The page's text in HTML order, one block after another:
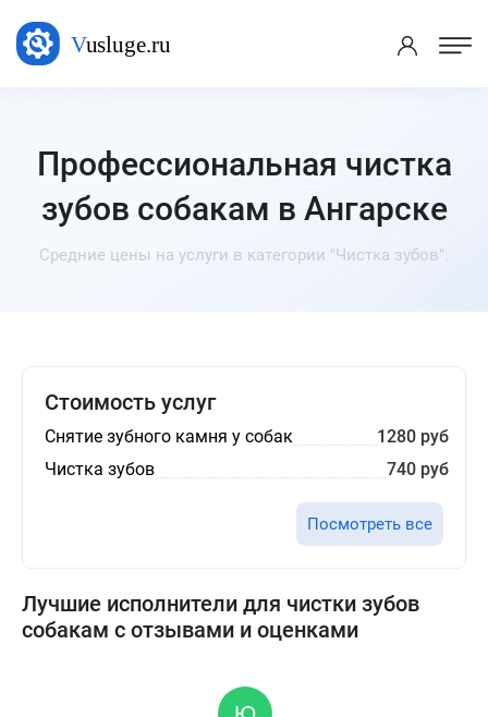
Профессиональная чистка
зубов собакам в Ангарске
Средние цены на услуги в категории "Чистка зубов".
Стоимость услуг
Снятие зубного камня у собак
1280 руб
Чистка зубов
740 руб
Посмотреть все
Лучшие исполнители для чистки зубов
собакам с отзывами и оценками